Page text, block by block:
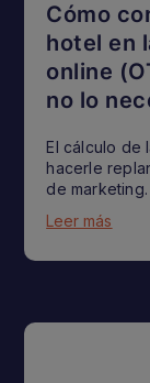
Cómo
hotel en
online
no lo
El cálculo de
hacerle
de marketing.
Leer más